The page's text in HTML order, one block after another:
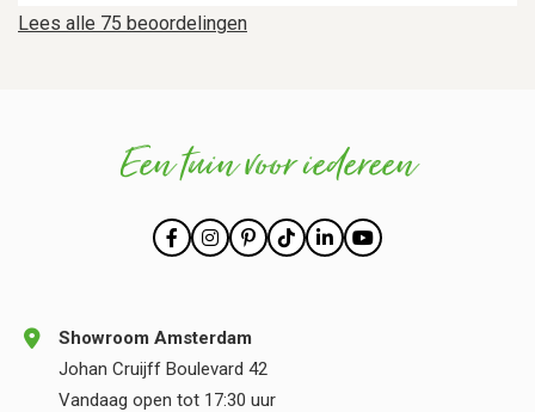
Lees alle 75 beoordelingen
Een tuin voor iedereen
Showroom Amsterdam
Johan Cruijff Boulevard 42
Vandaag open tot 17:30 uur